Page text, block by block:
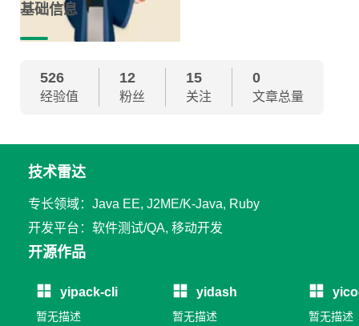
基础信息
526
经验值
12
粉丝
15
关注
0
文章总量
技术雷达
专长领域：Java EE, J2ME/K-Java, Ruby
开发平台：软件测试/QA, 移动开发
开源作品
yipack-cli
暂无描述
yidash
暂无描述 暂无描述